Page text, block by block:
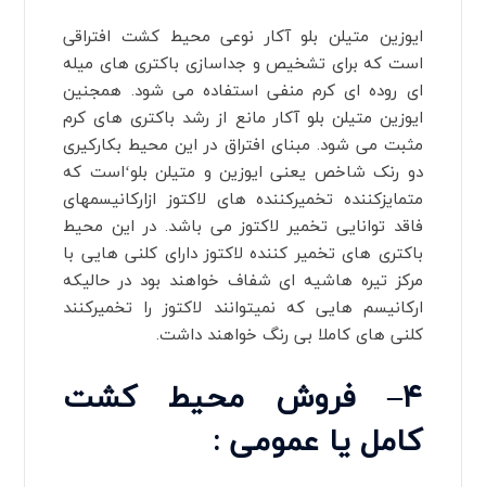
ایوزین متیلن بلو آکار نوعی محیط کشت افتراقی
است که برای تشخیص و جداسازی باکتری های میله
ای روده ای کرم منفی استفاده می شود. همجنین
ایوزین متیلن بلو آکار مانع از رشد باکتری های کرم
مثبت می شود. مبنای افتراق در این محیط بکارکیری
دو رنک شاخص یعنی ایوزین و متیلن بلو‘است که
متمایزکننده تخمیرکننده های لاکتوز ازارکانیسمهای
فاقد توانایی تخمیر لاکتوز می باشد. در این محیط
باکتری های تخمیر کننده لاکتوز دارای کلنی هایی با
مرکز تیره هاشیه ای شفاف خواهند بود در حالیکه
ارکانیسم هایی که نمیتوانند لاکتوز را تخمیرکنند
کلنی های کاملا بی رنگ خواهند داشت.
۴– فروشمحیط کشت
کامل یا عمومی :